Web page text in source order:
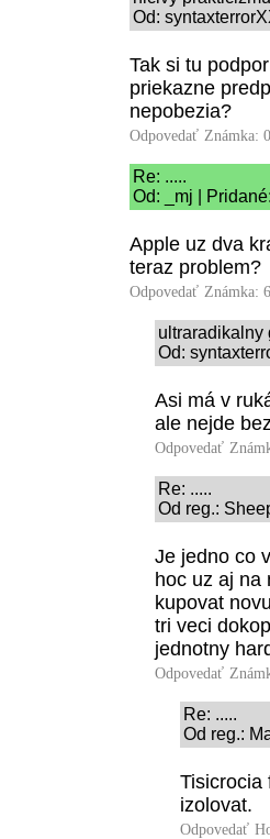
Od:
Tak si tu
priekazne
nepobezia?
Odpovedať Známka:
Re: .....
Od: _mj |
Apple uz dva
teraz problem?
Odpovedať Známka:
ultraradikalny
Od:
Asi má v
ale nejde
Odpovedať
Re: .....
Od reg.:
Je jedno co
hoc uz aj na
kupovat
tri veci
jednotny
Odpovedať
Re: .....
Od reg.:
Tisicrocia
izolovat.
Odpovedať